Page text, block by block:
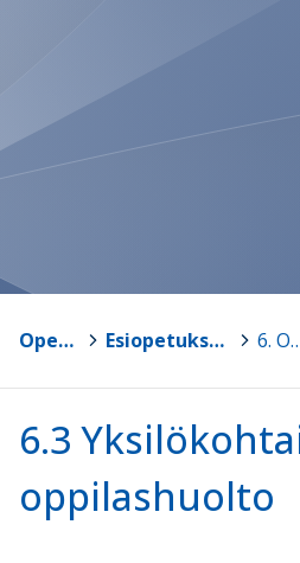
Opetussuunnitelmat > Esiopetuksen opetussuunnitelmapohja v1.0 > 6.
6.3
oppilashuolto